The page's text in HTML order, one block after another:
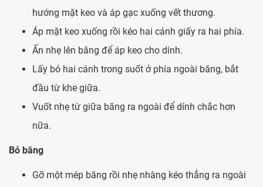
hướng mặt keo và áp gạc xuống vết thương.
Áp mặt keo xuống rồi kéo hai cánh giấy ra hai phía.
Ấn nhẹ lên băng để áp keo cho dính.
Lấy bỏ hai cánh trong suốt ở phía ngoài băng, bắt
đầu từ khe giữa.
Vuốt nhẹ từ giữa băng ra ngoài để dính chắc hơn
nữa.
Bỏ băng
Gỡ một mép băng rồi nhẹ nhàng kéo thẳng ra ngoài